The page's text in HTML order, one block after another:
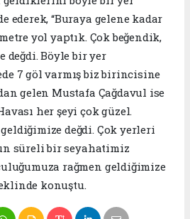
ederek, “Buraya gelene kadar
yol yaptık. Çok beğendik,
değdi. Böyle bir yer
7 göl varmış biz birincisine
gelen Mustafa Çağdavul ise
her şeyi çok güzel.
değdi. Çok yerleri
süreli bir seyahatimiz
rağmen geldiğimize
konuştu.